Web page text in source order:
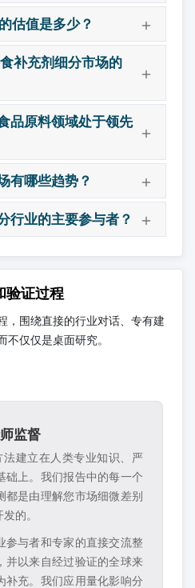
估值是多少？
补充剂细分市场的
品原料领域处于领先
有哪些趋势？
行业的主要参与者？
验证过程
，围绕直接的行业对话、专有建
仅仅是桌面研究。
监督
法建立在人类专业知识、严
础上。我们报告中的每一个
都是由理解您市场细微差别
的。
参与者和专家的直接交流整
并以来自经过验证的全球来
补充。我们应用量化影响分